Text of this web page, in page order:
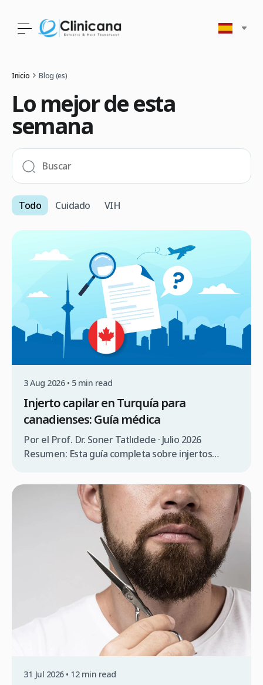
Inicio Blog (es)
Lo mejor de esta
semana
Todo Cuidado VIH
3 Aug 2026 • 5 min read
Injerto capilar en Turquía para
canadienses: Guía médica
Por el Prof. Dr. Soner Tatlıdede · Julio 2026
Resumen: Esta guía completa sobre injertos
consulta médica, comparación de costes (3.000 $a
5.000$ CAD en Turquía frente a 12.000 $a 20.000$
CAD en Canadá), requisitos de visado (90 días sin
visado), lista de verificación para elegir una clínica
31 Jul 2026 • 12 min read